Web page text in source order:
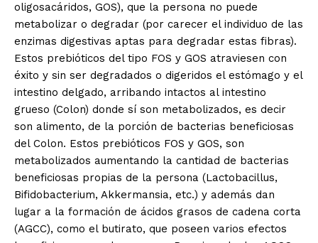
oligosacáridos, GOS), que la persona no puede
metabolizar o degradar (por carecer el individuo de las
enzimas digestivas aptas para degradar estas fibras).
Estos prebióticos del tipo FOS y GOS atraviesen con
éxito y sin ser degradados o digeridos el estómago y el
intestino delgado, arribando intactos al intestino
grueso (Colon) donde sí son metabolizados, es decir
son alimento, de la porción de bacterias beneficiosas
del Colon. Estos prebióticos FOS y GOS, son
metabolizados aumentando la cantidad de bacterias
beneficiosas propias de la persona (Lactobacillus,
Bifidobacterium, Akkermansia, etc.) y además dan
lugar a la formación de ácidos grasos de cadena corta
(AGCC), como el butirato, que poseen varios efectos